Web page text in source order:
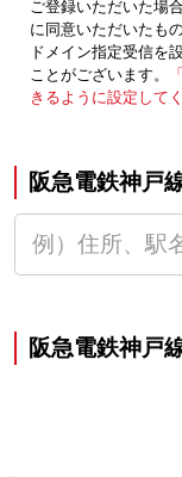
ご登録いただいた場
に同意いただいたも
ドメイン指定受信を
ことがございます。
きるように設定して
阪急電鉄神戸
阪急電鉄神戸